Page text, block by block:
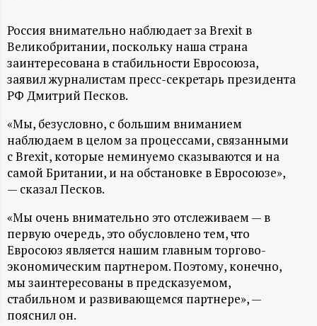
Н
-
и
н
ф
р
м
а
Россия внимательно наблюдает за Brexit в
Великобритании, поскольку наша страна
заинтересована в стабильности Евросоюза,
заявил журналистам пресс-секретарь президента
РФ Дмитрий Песков.
«Мы, безусловно, с большим вниманием
наблюдаем в целом за процессами, связанными
с Brexit, которые неминуемо сказываются и на
самой Британии, и на обстановке в Евросоюзе»,
— сказал Песков.
«Мы очень внимательно это отслеживаем — в
первую очередь, это обусловлено тем, что
Евросоюз является нашим главным торгово-
экономическим партнером. Поэтому, конечно,
мы заинтересованы в предсказуемом,
стабильном и развивающемся партнере», —
пояснил он.